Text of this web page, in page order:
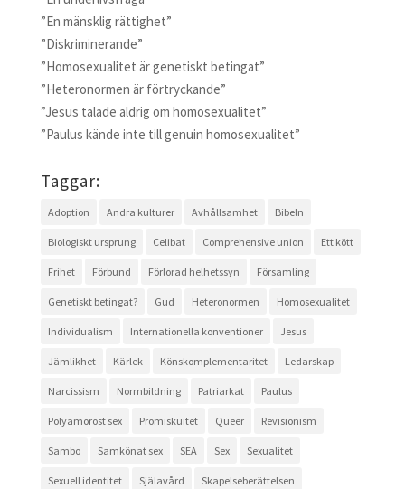
”En mänsklig rättighet”
”Diskriminerande”
”Homosexualitet är genetiskt betingat”
”Heteronormen är förtryckande”
”Jesus talade aldrig om homosexualitet”
”Paulus kände inte till genuin homosexualitet”
Taggar:
Adoption Andra kulturer Avhållsamhet Bibeln
Biologiskt ursprung Celibat Comprehensive union Ett kött
Frihet Förbund Förlorad helhetssyn Församling
Genetiskt betingat? Gud Heteronormen Homosexualitet
Individualism Internationella konventioner Jesus
Jämlikhet Kärlek Könskomplementaritet Ledarskap
Narcissism Normbildning Patriarkat Paulus
Polyamoröst sex Promiskuitet Queer Revisionism
Sambo Samkönat sex SEA Sex Sexualitet
Sexuell identitet Själavård Skapelseberättelsen